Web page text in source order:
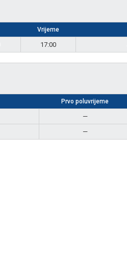
Vrijeme
17:00
Prvo poluvrijeme
—
—